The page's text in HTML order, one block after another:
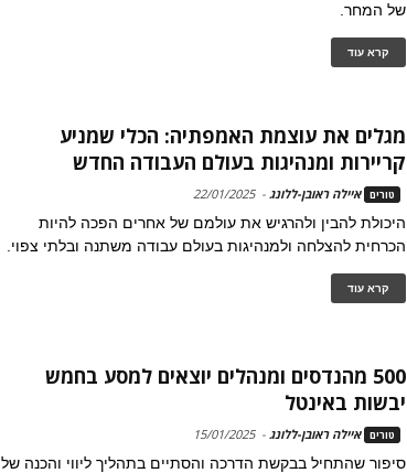
של המחר.
קרא עוד
מגלים את עוצמת האמפתיה: הכלי שמניע
קריירות ומנהיגות בעולם העבודה החדש
טורים איילה ראובן-ללונג -
22/01/2025
היכולת להבין ולהרגיש את עולמם של אחרים הפכה להיות
הכרחית להצלחה ולמנהיגות בעולם עבודה משתנה ובלתי צפוי.
קרא עוד
500 מהנדסים ומנהלים יוצאים למסע בחמש
יבשות באינטל
טורים איילה ראובן-ללונג -
15/01/2025
סיפור שהתחיל בבקשת הדרכה והסתיים בתהליך ליווי והכנה של